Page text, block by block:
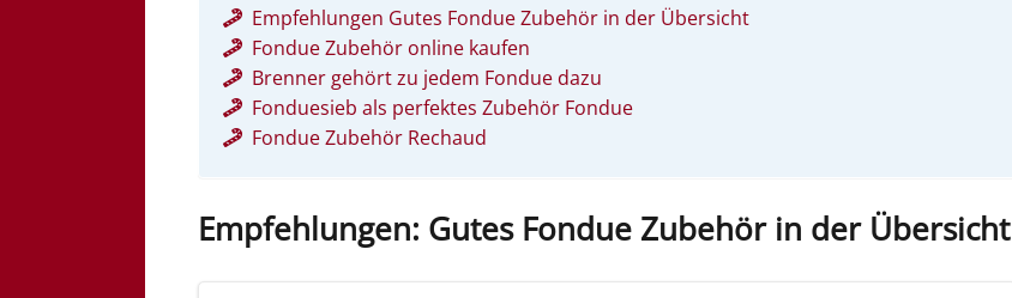
Empfehlungen Gutes Fondue Zubehör in der Übersicht
Fondue Zubehör online kaufen
Brenner gehört zu jedem Fondue dazu
Fonduesieb als perfektes Zubehör Fondue
Fondue Zubehör Rechaud
Empfehlungen: Gutes Fondue Zubehör in der Übersicht